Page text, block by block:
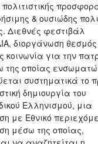
& ουσιώδης
Διεθνές φεστιβάλ
διοργάνωση θεσμός
κοινωνία για την
οποίας
συστηματικά το
δημιουργία του
Ελληνισμού, μια
με Εθνικό
μέσω της οποίας,